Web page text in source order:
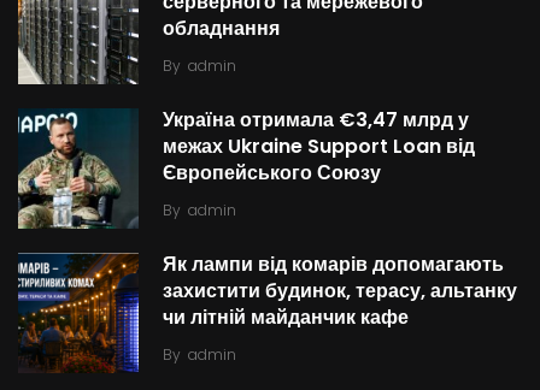
обладнання
By admin
Україна отримала €3,47 млрд у
межах Ukraine Support Loan від
Європейського Союзу
By admin
Як лампи від комарів допомагають
захистити будинок, терасу, альтанку
чи літній майданчик кафе
By admin